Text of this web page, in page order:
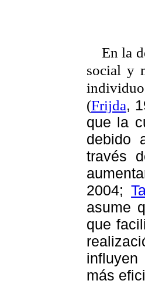
En la
social y
(Frijda,
que la
debido
través
2004;
asume
que
influyen
más